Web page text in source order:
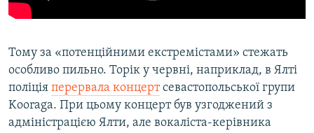
Тому за «потенційними екстремістами» стежать
особливо пильно. Торік у червні, наприклад, в Ялті
поліція перервала концертсевастопольської групи
Kooraga. При цьому концерт був узгоджений з
адміністрацією Ялти, але вокаліста-керівника